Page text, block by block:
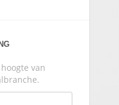
van